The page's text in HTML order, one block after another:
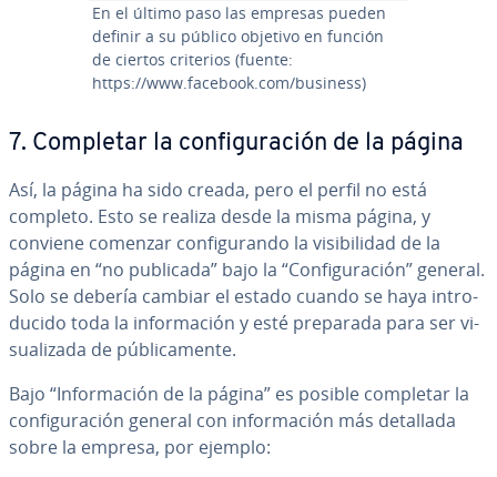
En el último paso las empresas pueden
definir a su público objetivo en función
de ciertos criterios (fuente:
https://www.facebook.com/business)
7. Completar la co­n­fi­gu­ra­ción de la página
Así, la página ha sido creada, pero el perfil no está
completo. Esto se realiza desde la misma página, y
conviene comenzar co­n­fi­gu­ra­n­do la vi­si­bi­li­dad de la
página en “no publicada” bajo la “Co­n­fi­gu­ra­ción” general.
Solo se debería cambiar el estado cuando se haya in­tro­
du­ci­do toda la in­fo­r­ma­ción y esté preparada para ser vi­
sua­li­za­da de pú­bli­ca­me­n­te.
Bajo “In­fo­r­ma­ción de la página” es posible completar la
co­n­fi­gu­ra­ción general con in­fo­r­ma­ción más detallada
sobre la empresa, por ejemplo: